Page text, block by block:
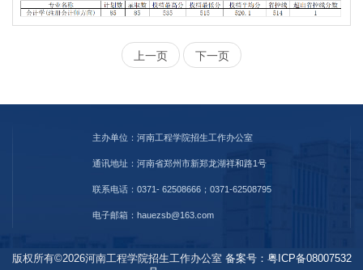
上一页 下一页
主办单位：河南工程学院招生工作办公室
通讯地址：河南省郑州市新郑龙湖祥和路1号
联系电话：0371- 62508666；0371-62508795
电子邮箱：hauezsb@163.com
版权所有©2026河南工程学院招生工作办公室 备案号：粤ICP备08007532